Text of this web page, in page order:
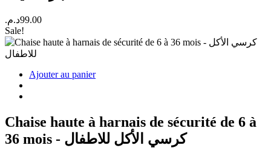
99.00د.م.
Sale!
Ajouter au panier
Chaise haute à harnais de sécurité de 6 à
36 mois - كرسي الأكل للاطفال